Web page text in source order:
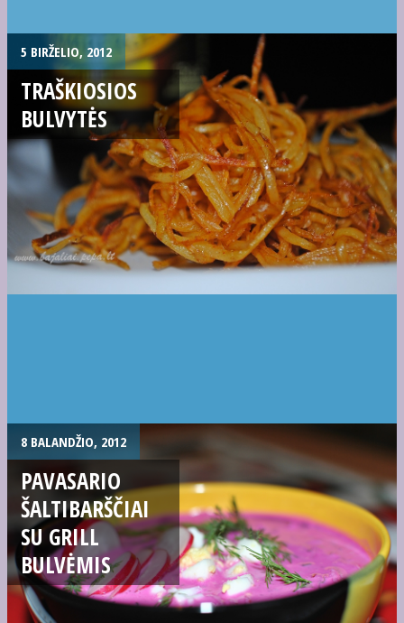
5 BIRŽELIO, 2012
TRAŠKIOSIOS
BULVYTĖS
8 BALANDŽIO, 2012
PAVASARIO
ŠALTIBARŠČIAI
SU GRILL
BULVĖMIS